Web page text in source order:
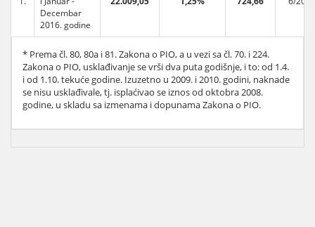
Decembar
2016. godine
* Prema čl. 80, 80a i 81. Zakona o PIO, a u vezi sa čl. 70. i 224.
Zakona o PIO, usklađivanje se vrši dva puta godišnje, i to: od 1.4.
i od 1.10. tekuće godine. Izuzetno u 2009. i 2010. godini, naknade
se nisu usklađivale, tj. isplaćivao se iznos od oktobra 2008.
godine, u skladu sa izmenama i dopunama Zakona o PIO.